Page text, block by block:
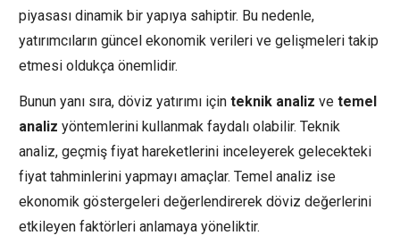
piyasası dinamik bir yapıya sahiptir. Bu nedenle,
yatırımcıların güncel ekonomik verileri ve gelişmeleri takip
etmesi oldukça önemlidir.
Bunun yanı sıra, döviz yatırımı için teknik analiz ve temel
analiz yöntemlerini kullanmak faydalı olabilir. Teknik
analiz, geçmiş fiyat hareketlerini inceleyerek gelecekteki
fiyat tahminlerini yapmayı amaçlar. Temel analiz ise
ekonomik göstergeleri değerlendirerek döviz değerlerini
etkileyen faktörleri anlamaya yöneliktir.